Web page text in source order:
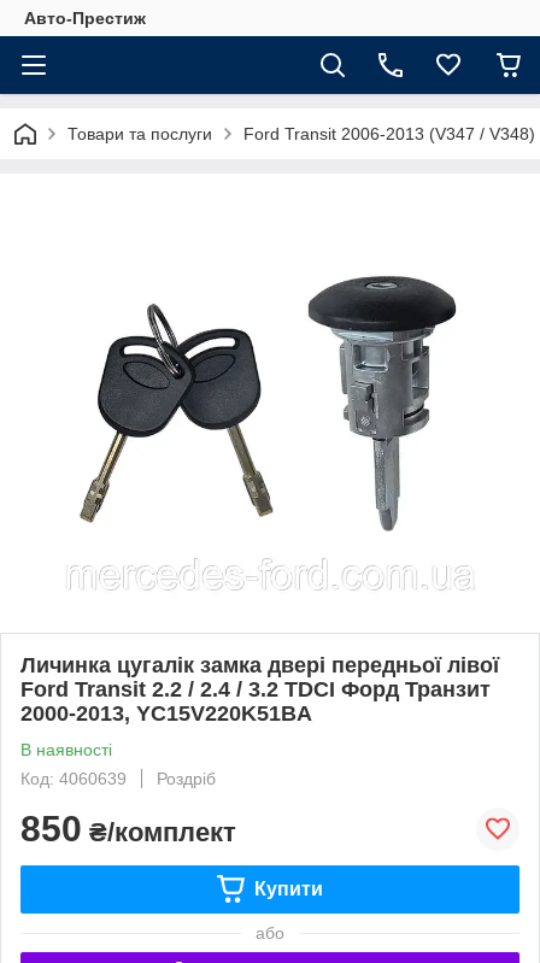
Авто-Престиж
Товари та послуги Ford Transit 2006-2013 (V347 / V348)
Личинка цугалік замка двері передньої лівої
Ford Transit 2.2 / 2.4 / 3.2 TDCI Форд Транзит
2000-2013, YC15V220K51BA
В наявності
Код: 4060639
Роздріб
850 ₴/комплект
Купити
або